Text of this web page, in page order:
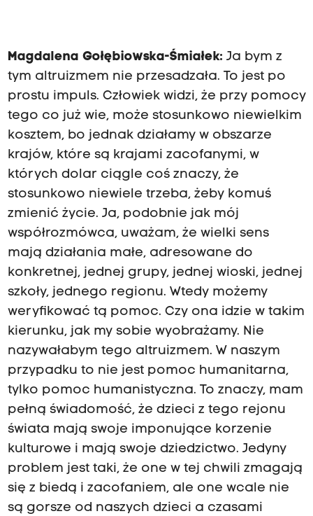
Magdalena Gołębiowska-Śmiałek: Ja bym z
tym altruizmem nie przesadzała. To jest po
prostu impuls. Człowiek widzi, że przy pomocy
tego co już wie, może stosunkowo niewielkim
kosztem, bo jednak działamy w obszarze
krajów, które są krajami zacofanymi, w
których dolar ciągle coś znaczy, że
stosunkowo niewiele trzeba, żeby komuś
zmienić życie. Ja, podobnie jak mój
współrozmówca, uważam, że wielki sens
mają działania małe, adresowane do
konkretnej, jednej grupy, jednej wioski, jednej
szkoły, jednego regionu. Wtedy możemy
weryfikować tą pomoc. Czy ona idzie w takim
kierunku, jak my sobie wyobrażamy. Nie
nazywałabym tego altruizmem. W naszym
przypadku to nie jest pomoc humanitarna,
tylko pomoc humanistyczna. To znaczy, mam
pełną świadomość, że dzieci z tego rejonu
świata mają swoje imponujące korzenie
kulturowe i mają swoje dziedzictwo. Jedyny
problem jest taki, że one w tej chwili zmagają
się z biedą i zacofaniem, ale one wcale nie
są gorsze od naszych dzieci a czasami